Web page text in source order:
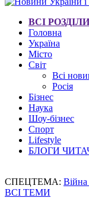
ВСІ РОЗДІЛИ
Головна
Україна
Місто
Світ
Всі
Росія
Бізнес
Наука
Шоу-бізнес
Спорт
Lifestyle
БЛОГИ
СПЕЦТЕМА: Війна
ВСІ ТЕМИ